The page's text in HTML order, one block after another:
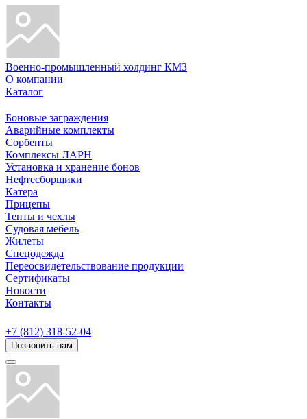
Военно-промышленный холдинг КМЗ
О компании
Каталог
Боновые заграждения
Аварийные комплекты
Сорбенты
Комплексы ЛАРН
Установка и хранение бонов
Нефтесборщики
Катера
Прицепы
Тенты и чехлы
Судовая мебель
Жилеты
Спецодежда
Переосвидетельствование продукции
Сертификаты
Новости
Контакты
+7 (812) 318-52-04
Позвонить нам